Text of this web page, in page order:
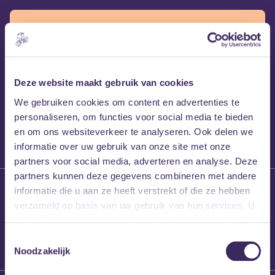
Deze website maakt gebruik van cookies
We gebruiken cookies om content en advertenties te
personaliseren, om functies voor social media te bieden
en om ons websiteverkeer te analyseren. Ook delen we
informatie over uw gebruik van onze site met onze
partners voor social media, adverteren en analyse. Deze
partners kunnen deze gegevens combineren met andere
informatie die u aan ze heeft verstrekt of die ze hebben
verzameld op basis van uw gebruik van hun services. U
Noodzakelijk
Dagkaart € 55
Meer informatie
29 juni 2026
Van Kleine Zaal